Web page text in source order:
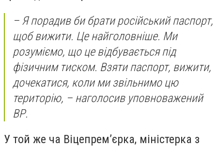
– Я порадив би брати російський паспорт,
щоб вижити. Це найголовніше. Ми
розуміємо, що це відбувається під
фізичним тиском. Взяти паспорт, вижити,
дочекатися, коли ми звільнимо цю
територію, – наголосив уповноважений
ВР.
У той же ча Віцепрем’єрка, міністерка з